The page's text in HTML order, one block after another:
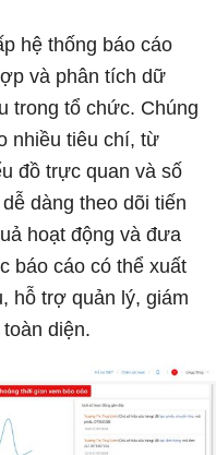
hệ thống báo cáo
và phân tích dữ
trong tổ chức. Chúng
nhiều tiêu chí, từ
đồ trực quan và số
dàng theo dõi tiến
hoạt động và đưa
báo cáo có thể xuất
hỗ trợ quản lý, giám
diện.